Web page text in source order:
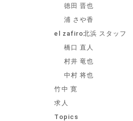
徳田 晋也
浦 さや香
el zafiro北浜 スタッフ
橋口 直人
村井 竜也
中村 将也
竹中 寛
求人
Topics